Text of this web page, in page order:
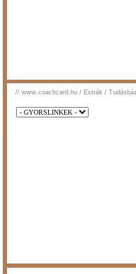
// www.coachcard.hu / Extrák /